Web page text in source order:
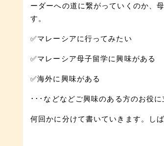
ーダーへの道に繋がっていくのか、
す。
✅マレーシアに行ってみたい
✅マレーシア母子留学に興味がある
✅海外に興味がある
･･･などなどご興味のある方のお役に
何回かに分けて書いていきます。し